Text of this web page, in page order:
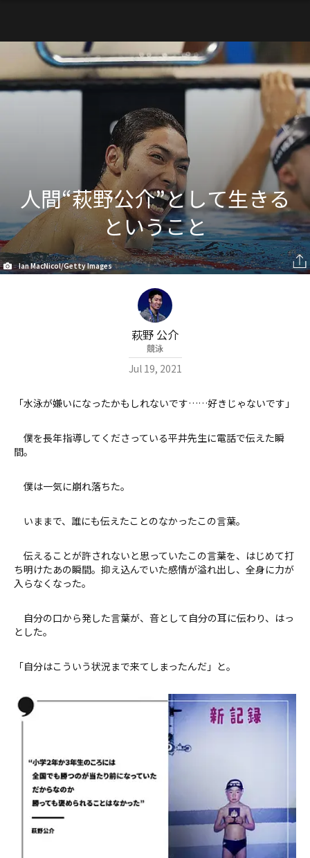
人間“萩野公介”として生きる
ということ
Ian MacNicol/Getty Images
萩野 公介
競泳
Jul 19, 2021
「水泳が嫌いになったかもしれないです……好きじゃないです」
僕を長年指導してくださっている平井先生に電話で伝えた瞬
間。
僕は一気に崩れ落ちた。
いままで、誰にも伝えたことのなかったこの言葉。
伝えることが許されないと思っていたこの言葉を、はじめて打
ち明けたあの瞬間。抑え込んでいた感情が溢れ出し、全身に力が
入らなくなった。
自分の口から発した言葉が、音として自分の耳に伝わり、はっ
とした。
「自分はこういう状況まで来てしまったんだ」と。